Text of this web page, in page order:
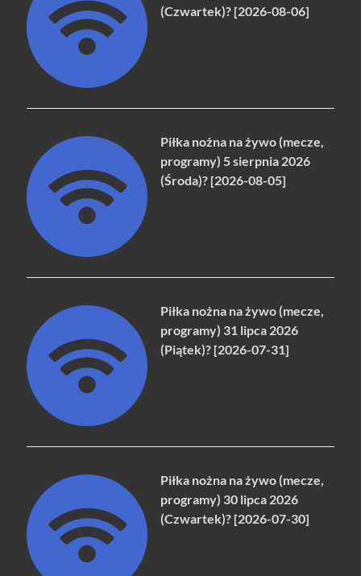
(Czwartek)? [2026-08-06]
Piłka nożna na żywo (mecze,
programy) 5 sierpnia 2026
(Środa)? [2026-08-05]
Piłka nożna na żywo (mecze,
programy) 31 lipca 2026
(Piątek)? [2026-07-31]
Piłka nożna na żywo (mecze,
programy) 30 lipca 2026
(Czwartek)? [2026-07-30]